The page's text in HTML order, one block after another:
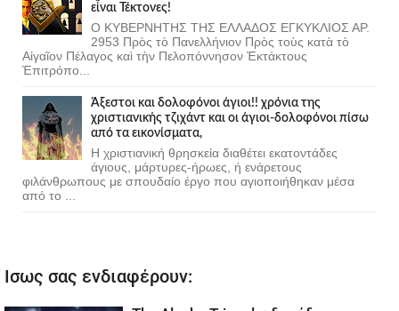
εἶναι Τέκτονες!
Ο ΚΥΒΕΡΝΗΤΗΣ ΤΗΣ ΕΛΛΑΔΟΣ ΕΓΚΥΚΛΙΟΣ ΑΡ.
2953 Πρὸς τὸ Πανελλήνιον Πρὸς τοὺς κατὰ τὸ
Αἰγαῖον Πέλαγος καὶ τὴν Πελοπόννησον Ἐκτάκτους
Ἐπιτρόπο...
Άξεστοι και δολοφόνοι άγιοι!! χρόνια της
χριστιανικής τζιχάντ και οι άγιοι-δολοφόνοι πίσω
από τα εικονίσματα,
Η χριστιανική θρησκεία διαθέτει εκατοντάδες
άγιους, μάρτυρες-ήρωες, ή ενάρετους
φιλάνθρωπους με σπουδαίο έργο που αγιοποιήθηκαν μέσα
από το ...